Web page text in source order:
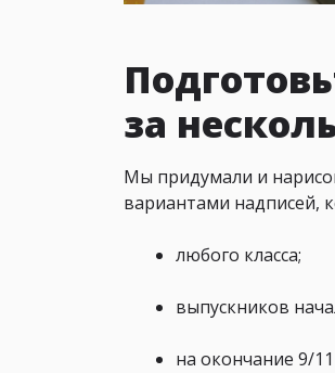
за
Мы придумали и
вариантами надписей,
любого класса;
выпускников
на окончание 9/11